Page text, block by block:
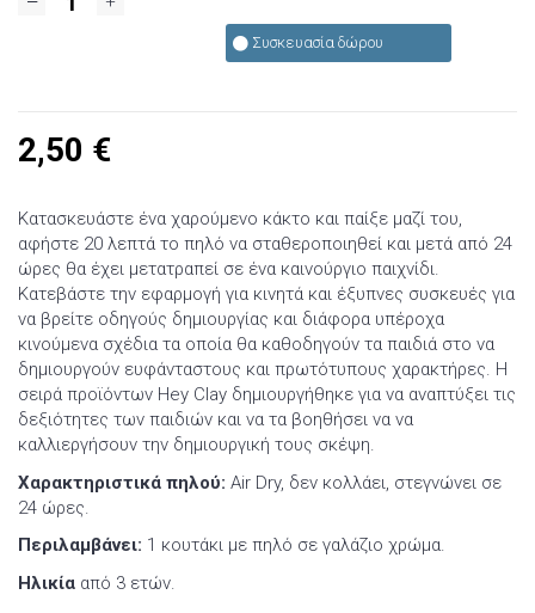
Συσκευασία δώρου
2,50 €
Κατασκευάστε ένα χαρούμενο κάκτο και παίξε μαζί του,
αφήστε 20 λεπτά το πηλό να σταθεροποιηθεί και μετά από 24
ώρες θα έχει μετατραπεί σε ένα καινούργιο παιχνίδι.
Κατεβάστε την εφαρμογή για κινητά και έξυπνες συσκευές για
να βρείτε οδηγούς δημιουργίας και διάφορα υπέροχα
κινούμενα σχέδια τα οποία θα καθοδηγούν τα παιδιά στο να
δημιουργούν ευφάνταστους και πρωτότυπους χαρακτήρες. Η
σειρά προϊόντων Hey Clay δημιουργήθηκε για να αναπτύξει τις
δεξιότητες των παιδιών και να τα βοηθήσει να να
καλλιεργήσουν την δημιουργική τους σκέψη.
Χαρακτηριστικά πηλού: Air Dry, δεν κολλάει, στεγνώνει σε
24 ώρες.
Περιλαμβάνει: 1 κουτάκι με πηλό σε γαλάζιο χρώμα.
Ηλικία από 3 ετών.